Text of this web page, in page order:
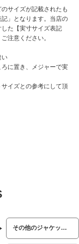
サイズが記載されたも
」となります。当店の
た【実寸サイズ表記
注意ください。
い
ろに置き、メジャーで実
サイズとの参考にして頂
その他のジャケット/アウター